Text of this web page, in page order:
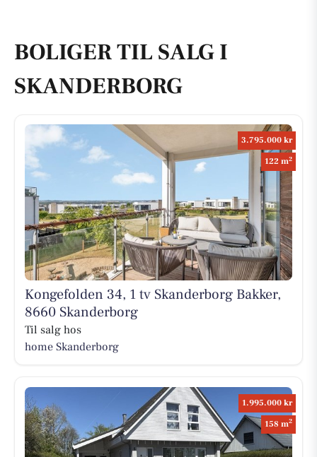
BOLIGER TIL SALG I
SKANDERBORG
3.795.000 kr
122 m2
Kongefolden 34, 1 tv Skanderborg Bakker,
8660 Skanderborg
Til salg hos
home Skanderborg
1.995.000 kr
158 m2